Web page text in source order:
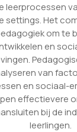
leerprocessen
settings. Het
om te
en
van
en sociaal-
effectievere
bij de
leerlingen.